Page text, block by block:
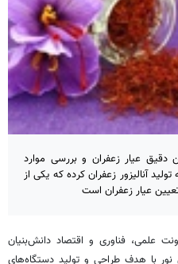
عیار زعفران و بررسی موارد
آنالیزور زعفران کرده که یکی از
عیار زعفران است
علمی، فناوری و اقتصاد دانش‌بنیان
با هدف طراحی و تولید دستگاه‌های